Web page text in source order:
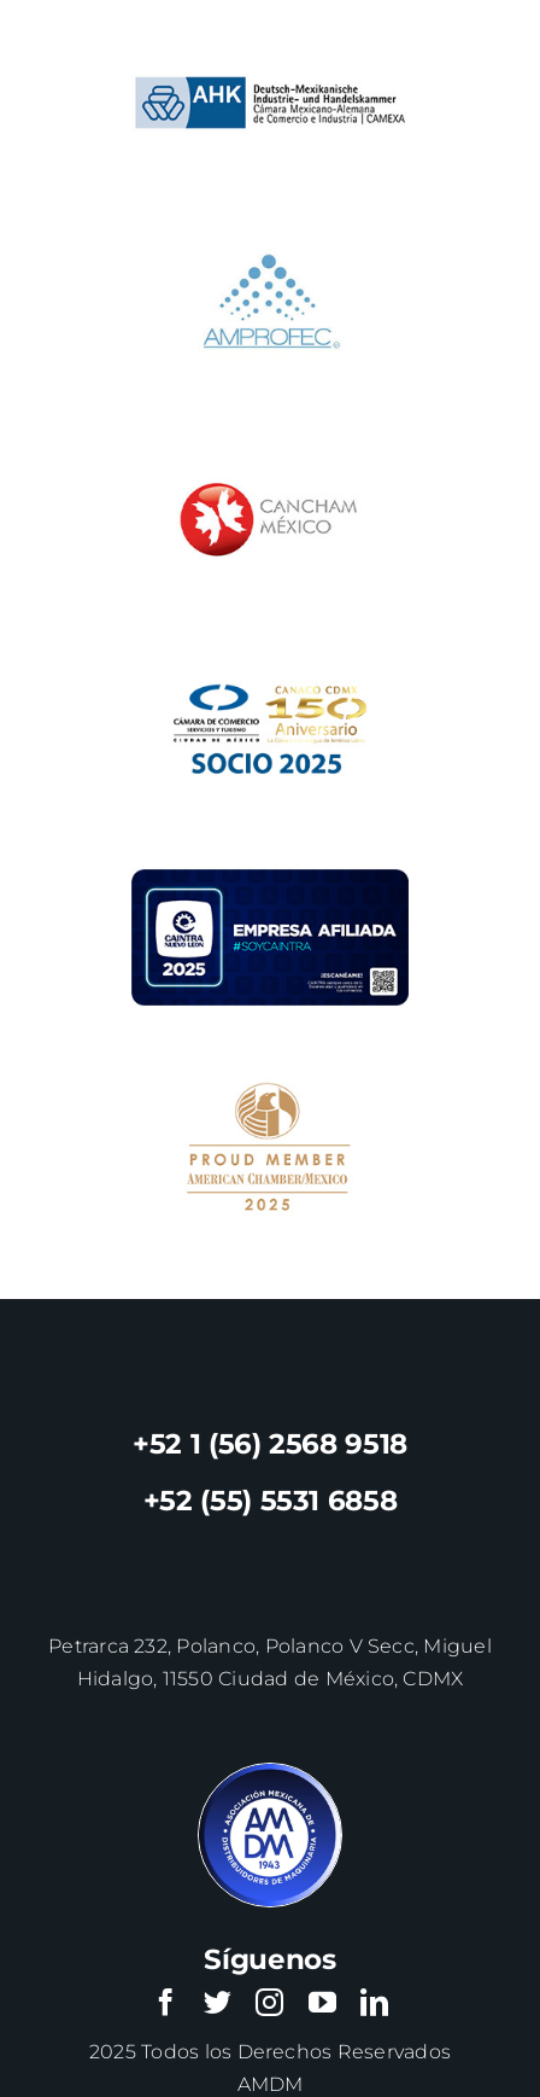
+52 1 (56) 2568 9518
+52 (55) 5531 6858
Petrarca 232, Polanco, Polanco V Secc, Miguel
Hidalgo, 11550 Ciudad de México, CDMX
Síguenos
2025 Todos los Derechos Reservados
AMDM